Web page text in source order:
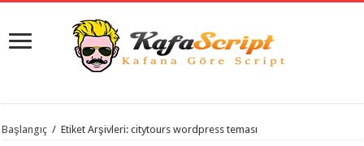
istanbul
Başlangıç / Etiket Arşivleri: citytours wordpress teması